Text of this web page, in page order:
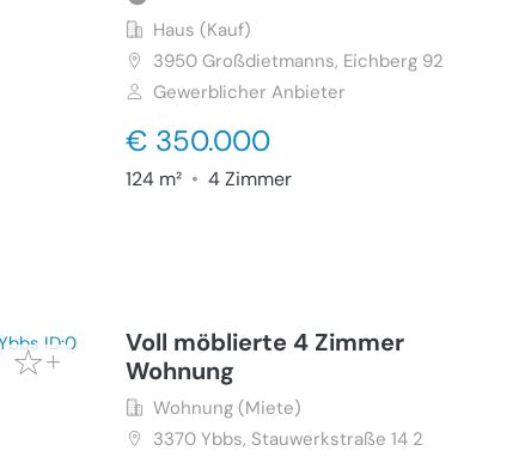
Haus (Kauf)
3950 Großdietmanns, Eichberg 92
Gewerblicher Anbieter
€ 350.000
124 m² • 4 Zimmer
Voll möblierte 4 Zimmer
Wohnung
Wohnung (Miete)
3370 Ybbs, Stauwerkstraße 14 2